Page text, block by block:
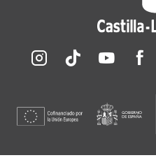
Redes sociales JCCM